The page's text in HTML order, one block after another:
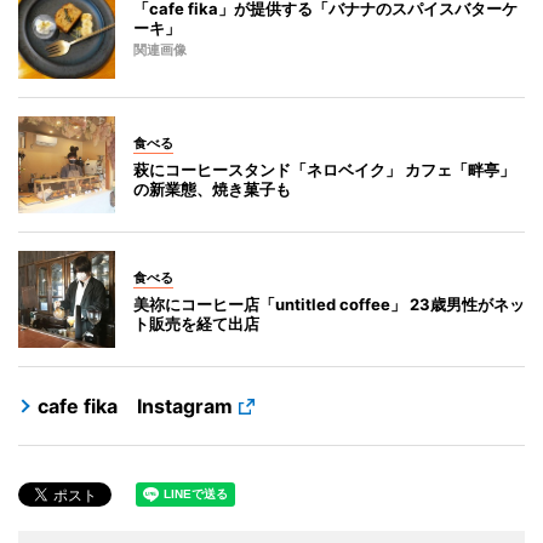
「cafe fika」が提供する「バナナのスパイスバターケ
ーキ」
関連画像
食べる
萩にコーヒースタンド「ネロベイク」 カフェ「畔亭」
の新業態、焼き菓子も
食べる
美祢にコーヒー店「untitled coffee」 23歳男性がネッ
ト販売を経て出店
cafe fika Instagram